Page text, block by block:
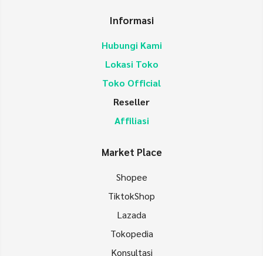
Informasi
Hubungi Kami
Lokasi Toko
Toko Official
Reseller
Affiliasi
Market Place
Shopee
TiktokShop
Lazada
Tokopedia
Konsultasi